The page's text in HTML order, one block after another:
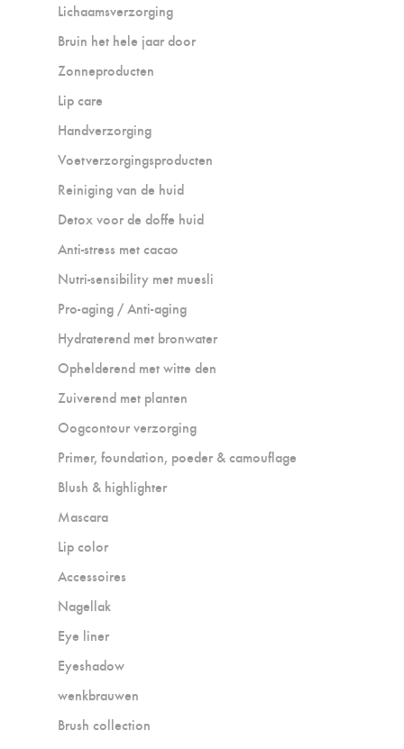
Lichaamsverzorging
Bruin het hele jaar door
Zonneproducten
Lip care
Handverzorging
Voetverzorgingsproducten
Reiniging van de huid
Detox voor de doffe huid
Anti-stress met cacao
Nutri-sensibility met muesli
Pro-aging / Anti-aging
Hydraterend met bronwater
Ophelderend met witte den
Zuiverend met planten
Oogcontour verzorging
Primer, foundation, poeder & camouflage
Blush & highlighter
Mascara
Lip color
Accessoires
Nagellak
Eye liner
Eyeshadow
wenkbrauwen
Brush collection